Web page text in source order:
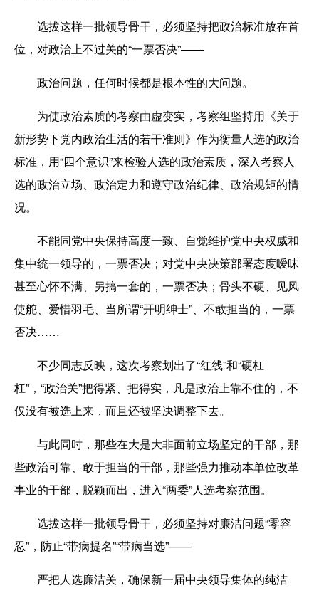
选拔这样一批领导骨干，必须坚持把政治标准放在首
位，对政治上不过关的“一票否决”——
政治问题，任何时候都是根本性的大问题。
为使政治素质的考察由虚变实，考察组坚持用《关于
新形势下党内政治生活的若干准则》作为衡量人选的政治
标准，用“四个意识”来检验人选的政治素质，深入考察人
选的政治立场、政治定力和遵守政治纪律、政治规矩的情
况。
不能同党中央保持高度一致、自觉维护党中央权威和
集中统一领导的，一票否决；对党中央决策部署态度暧昧
甚至心怀不满、另搞一套的，一票否决；骨头不硬、见风
使舵、爱惜羽毛、当所谓“开明绅士”、不敢担当的，一票
否决……
不少同志反映，这次考察划出了“红线”和“硬杠
杠”，“政治关”把得紧、把得实，凡是政治上靠不住的，不
仅没有被选上来，而且还被坚决调整下去。
与此同时，那些在大是大非面前立场坚定的干部，那
些政治可靠、敢于担当的干部，那些强力推动本单位改革
事业的干部，脱颖而出，进入“两委”人选考察范围。
选拔这样一批领导骨干，必须坚持对廉洁问题“零容
忍”，防止“带病提名”“带病当选”——
严把人选廉洁关，确保新一届中央领导集体的纯洁